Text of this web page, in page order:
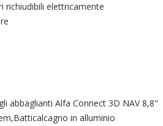
richiudibili elettricamente
abbaglianti Alfa Connect 3D NAV 8,8"
in alluminio